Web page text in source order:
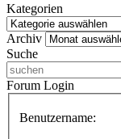
Kategorien
Kategorien
Archiv Archiv
Suche
Forum Login
Benutzername: